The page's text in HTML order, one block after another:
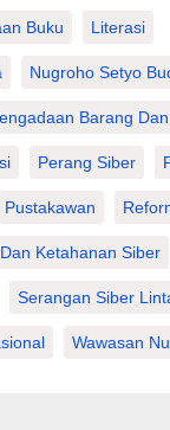
Buku Literasi
Nugroho Setyo
Barang
Perang Siber
Pustakawan
Ketahanan Siber
Serangan Siber
Wawasan